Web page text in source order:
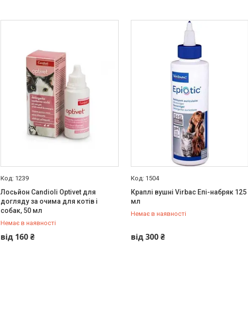
1239
Лосьйон Candioli Optivet для
догляду за очима для котів і
собак, 50 мл
Немає в наявності
від 160 ₴
+380 (93) 384-27-90
1504
Краплі вушні Virbac Епі-набряк 125
мл
Немає в наявності
від 300 ₴
+380 (93) 384-27-90